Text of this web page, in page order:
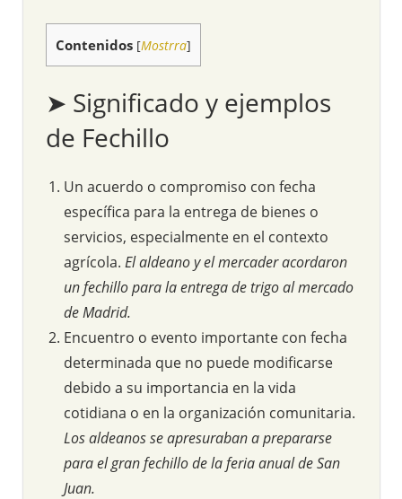
Contenidos [Mostrra]
➤ Significado y ejemplos
de Fechillo
Un acuerdo o compromiso con fecha
específica para la entrega de bienes o
servicios, especialmente en el contexto
agrícola. El aldeano y el mercader acordaron
un fechillo para la entrega de trigo al mercado
de Madrid.
Encuentro o evento importante con fecha
determinada que no puede modificarse
debido a su importancia en la vida
cotidiana o en la organización comunitaria.
Los aldeanos se apresuraban a prepararse
para el gran fechillo de la feria anual de San
Juan.